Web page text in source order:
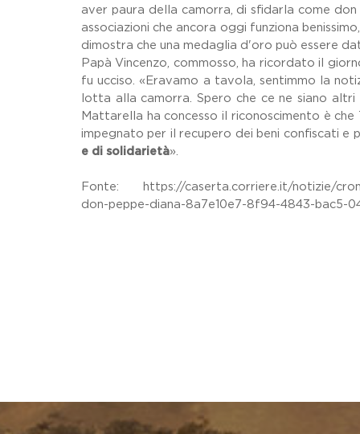
aver paura della camorra, di sfidarla come
associazioni che ancora oggi funziona
dimostra che una medaglia d'oro può essere
Papà Vincenzo, commosso, ha ricordato il
fu ucciso. «Eravamo a tavola, sentimmo la
lotta alla camorra. Spero che ce ne siano
Mattarella ha concesso il riconoscimento è
impegnato per il recupero dei beni confiscati e
e di solidarietà».
Fonte: https://caserta.corriere.it/notizie/
don-peppe-diana-8a7e10e7-8f94-4843-bac5-